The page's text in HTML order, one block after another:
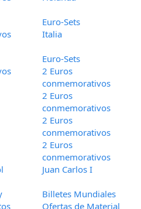
Euro-Sets
Italia
Euro-Sets
2 Euros
conmemorativos
2 Euros
conmemorativos
2 Euros
conmemorativos
2 Euros
conmemorativos
Juan Carlos I
Billetes Mundiales
Ofertas de Material